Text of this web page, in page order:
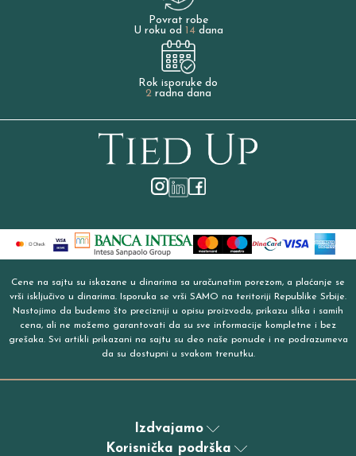
Povrat robe
U roku od 14dana
Rok isporuke do
2radna dana
Cene na sajtu su iskazane u dinarima sa uračunatim porezom, a plaćanje se
vrši isključivo u dinarima. Isporuka se vrši SAMO na teritoriji Republike Srbije.
Nastojimo da budemo što precizniji u opisu proizvoda, prikazu slika i samih
cena, ali ne možemo garantovati da su sve informacije kompletne i bez
grešaka. Svi artikli prikazani na sajtu su deo naše ponude i ne podrazumeva
da su dostupni u svakom trenutku.
Izdvajamo
Korisnička podrška